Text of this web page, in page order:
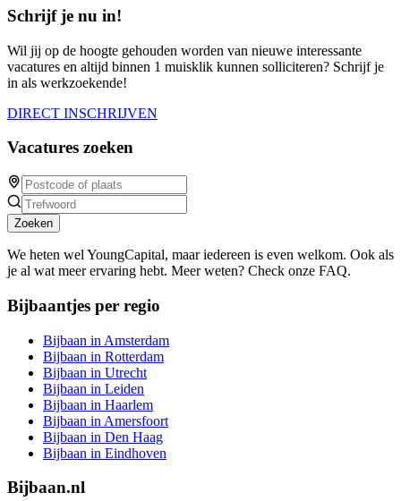
Schrijf je nu in!
Wil jij op de hoogte gehouden worden van nieuwe interessante
vacatures en altijd binnen 1 muisklik kunnen solliciteren? Schrijf je
in als werkzoekende!
DIRECT INSCHRIJVEN
Vacatures zoeken
Zoeken
We heten wel YoungCapital, maar iedereen is even welkom. Ook als
je al wat meer ervaring hebt. Meer weten? Check onze FAQ.
Bijbaantjes per regio
Bijbaan in Amsterdam
Bijbaan in Rotterdam
Bijbaan in Utrecht
Bijbaan in Leiden
Bijbaan in Haarlem
Bijbaan in Amersfoort
Bijbaan in Den Haag
Bijbaan in Eindhoven
Bijbaan.nl